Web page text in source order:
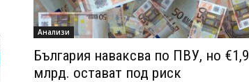
Анализи
България наваксва по ПВУ, но €1,9
млрд. остават под риск